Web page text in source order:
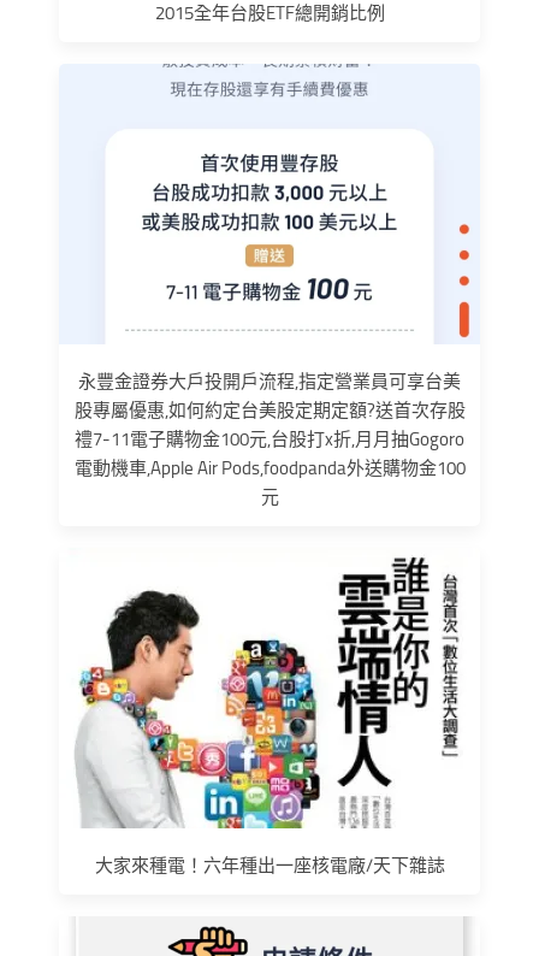
2015全年台股ETF總開銷比例
永豐金證券大戶投開戶流程,指定營業員可享台美
股專屬優惠,如何約定台美股定期定額?送首次存股
禮7-11電子購物金100元,台股打x折,月月抽Gogoro
電動機車,Apple Air Pods,foodpanda外送購物金100
元
大家來種電！六年種出一座核電廠/天下雜誌